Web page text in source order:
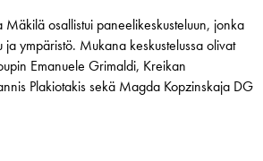
osallistui paneelikeskusteluun, jonka
ympäristö. Mukana keskustelussa olivat
Emanuele Grimaldi, Kreikan
Plakiotakis sekä Magda Kopzinskaja DG